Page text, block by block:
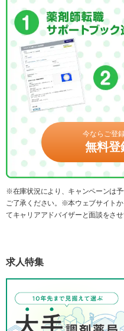
今ならご登
無料登
※在庫状況により、キャンペーンは
ご了承ください。※本ウェブサイト
てキャリアアドバイザーと面談をさ
求人特集